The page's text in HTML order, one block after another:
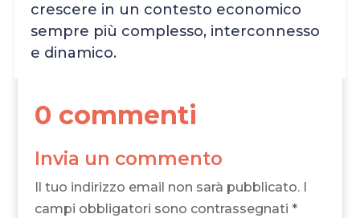
crescere in un contesto economico
sempre più complesso, interconnesso
e dinamico.
0 commenti
Invia un commento
Il tuo indirizzo email non sarà pubblicato.I
campi obbligatori sono contrassegnati *